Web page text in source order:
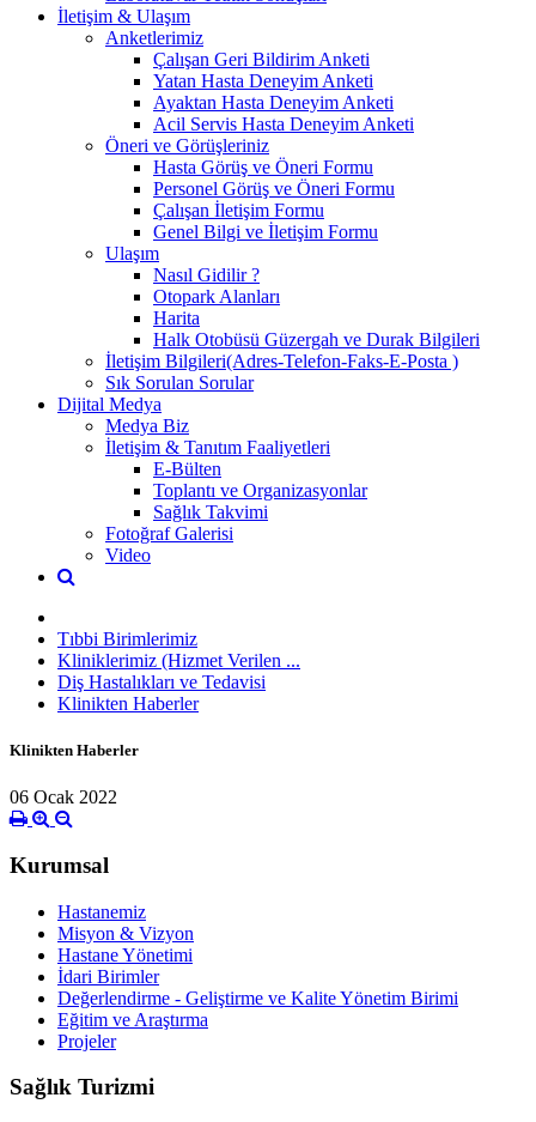
İletişim & Ulaşım
Anketlerimiz
Çalışan Geri Bildirim Anketi
Yatan Hasta Deneyim Anketi
Ayaktan Hasta Deneyim Anketi
Acil Servis Hasta Deneyim Anketi
Öneri ve Görüşleriniz
Hasta Görüş ve Öneri Formu
Personel Görüş ve Öneri Formu
Çalışan İletişim Formu
Genel Bilgi ve İletişim Formu
Ulaşım
Nasıl Gidilir ?
Otopark Alanları
Harita
Halk Otobüsü Güzergah ve Durak Bilgileri
İletişim Bilgileri(Adres-Telefon-Faks-E-Posta )
Sık Sorulan Sorular
Dijital Medya
Medya Biz
İletişim & Tanıtım Faaliyetleri
E-Bülten
Toplantı ve Organizasyonlar
Sağlık Takvimi
Fotoğraf Galerisi
Video
Tıbbi Birimlerimiz
Kliniklerimiz (Hizmet Verilen ...
Diş Hastalıkları ve Tedavisi
Klinikten Haberler
Klinikten Haberler
06 Ocak 2022
Kurumsal
Hastanemiz
Misyon & Vizyon
Hastane Yönetimi
İdari Birimler
Değerlendirme - Geliştirme ve Kalite Yönetim Birimi
Eğitim ve Araştırma
Projeler
Sağlık Turizmi